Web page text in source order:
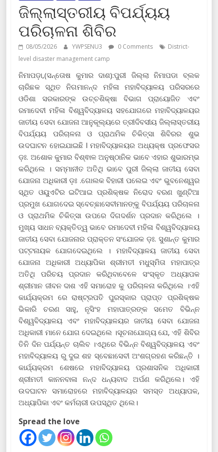
ଜିଲ୍ଲାସ୍ତରୀୟ ବିପର୍ଯ୍ୟୟ
ପରିଚାଳନା ଶିବିର
08/05/2026 YWPSENU3 0 Comments
District-
level disaster management camp
ନିମାପଡ଼ା,(ସନ୍ତୋଷ କୁମାର ଦାଶ):ପୁରୀ ଜିଲ୍ଲା ନିମାପଡା ବ୍ଲକ
ଚାରିଛକ ସ୍ଥିତ ନିଗମାନନ୍ଦ ମହିଳା ମହାବିଦ୍ୟାଳୟ ପରିସରରେ
ଓଡିଶା ସରକାରଙ୍କ ଉଚ୍ଚଶିକ୍ଷା ବିଭାଗ ପ୍ରାୟୋଜିତ ଏବଂ
ରମାଦେବୀ ମହିଳା ବିଶ୍ୱବିଦ୍ୟାଳୟ ସହଯୋଗରେ ମହାବିଦ୍ୟାଳୟର
ଜାତୀୟ ସେବା ଯୋଜନା ଆନୁକୂଲ୍ୟରେ ତ୍ରୀଦିବସୀୟ ଜିଲ୍ଲାସ୍ତରୀୟ
ବିପର୍ଯ୍ୟୟ ପରିଚାଳନା ଓ ପ୍ରାଥମିକ ଚିକିତ୍ସା ଶିବିରର ଶୁଭ
ଉଦଘାଟନ ହୋଇଯାଇଛି l ମହାବିଦ୍ୟାଳୟର ଅଧ୍ୟକ୍ଷ ପ୍ରଫେସର
ଡ଼ଃ. ଅଶୋକ କୁମାର ବିଶ୍ଵାଳ ଅନୁଷ୍ଠାନିକ ଭାବେ ଏହାର ଶୁଭାରମ୍ଭ
କରିଥିଲେ । ସମ୍ମାନୀତ ଅତିଥି ଭାବେ ପୁରୀ ଜିଲ୍ଲା ଜାତୀୟ ସେବା
ଯୋଜନା ଅଧିକାରୀ ଡ଼ଃ .ଗୋଲକ ବିହାରୀ ପଲେଇ ଏବଂ ଭୁବନେଶ୍ୱର
ସ୍ଥିତ ଓୟୁଏଟିର ଇଟିଆଇ ପ୍ରଶିକ୍ଷକ ନିରୋଦ ବରଣ ଖୁଣ୍ଟିଆ
ପ୍ରମୁଖ ଯୋଗଦେଇ ସ୍ବେଚ୍ଛାସେବୀମାନଙ୍କୁ ବିପର୍ଯ୍ୟୟ ପରିଚାଳନା
ଓ ପ୍ରାଥମିକ ଚିକିତ୍ସା ଉପରେ ଦିଗଦର୍ଶନ ପ୍ରଦାନ କରିଥିଲେ ।
ମୁଖ୍ୟ ସାଧନ ବ୍ୟକ୍ତିତ୍ୱ ଭାବେ ରମାଦେବୀ ମହିଳା ବିଶ୍ୱବିଦ୍ୟାଳୟ
ଜାତୀୟ ସେବା ଯୋଜନାର ପ୍ରାକ୍ତନ ସଂଯୋଜକ ଡ଼ଃ. ସୁଶାନ୍ତ କୁମାର
ପଟ୍ଟନାୟକ ଯୋଗଦେଇଥିଲେ । ମହାବିଦ୍ୟାଳୟ ଜାତୀୟ ସେବା
ଯୋଜନା ଅଧିକାରୀ ଅଧ୍ୟାପିକା ଶ୍ରୀମତୀ ମଧୁସ୍ମିତା ମହାପାତ୍ର
ଅତିଥି ପରିଚୟ ପ୍ରଦାନ କରିଥିବାବେଳେ ସଂସ୍କୃତ ଅଧ୍ୟାପକ
ଶ୍ରୀମାନ ଜୀବନ ଦାଶ ଏହି ସମାରୋହ କୁ ପରିଚାଳନା କରିଥିଲେ ।ଏହି
କାର୍ଯ୍ୟକ୍ରମ ରେ ରାଷ୍ଟ୍ରପତି ପୁରସ୍କାର ପ୍ରାପ୍ତ ପ୍ରଶିକ୍ଷକ
ଭିକାରି ଚରଣ ସାହୁ, ନୃସିଂହ ମହାପାତ୍ରଙ୍କ ସମେତ ବିଭିନ୍ନ
ବିଶ୍ୱବିଦ୍ୟାଳୟ ଏବଂ ମହାବିଦ୍ୟାଳୟର ଜାତୀୟ ସେବା ଯୋଜନା
ଅଧିକାରୀ ମାନେ ଯୋଗ ଦେଇଥିଲେ ।ସୂଚନାଯୋଗ୍ୟ ଯେ, ଏହି ଶିବିର
ତିନି ଦିନ ପର୍ଯ୍ୟନ୍ତ ଚାଲିବ ।ଏଥିରେ ବିଭିନ୍ନ ବିଶ୍ୱବିଦ୍ୟାଳୟ ଏବଂ
ମହାବିଦ୍ୟାଳୟ ରୁ ଦୁଇ ଶହ ସ୍ବେଛାସେବୀ ଅଂଶଗ୍ରହଣ କରିଛନ୍ତି ।
କାର୍ଯ୍ୟକ୍ରମ ଶେଷରେ ମହାବିଦ୍ୟାଳୟ ପ୍ରଶାସନିକ ଅଧିକାରୀ
ଶ୍ରୀମତୀ କାନନବାଳା ନନ୍ଦ ଧନ୍ୟବାଦ ଅର୍ପଣ କରିଥିଲେ। ଏହି
ଉଦଘାଟନ ସମାରୋହରେ ମହାବିଦ୍ୟାଳୟର ସମସ୍ତ ଅଧ୍ୟାପକ,
ଅଧ୍ୟାପିକା ଏବଂ କର୍ମଚାରୀ ଉପସ୍ଥିତ ଥିଲେ।
Spread the love